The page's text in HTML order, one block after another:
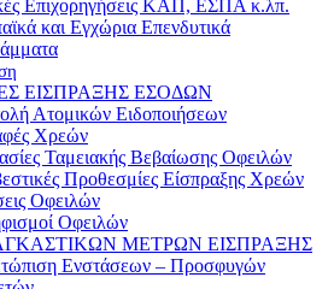
Επιχορηγήσεις ΚΑΠ, ΕΣΠΑ κ.λπ.
και Εγχώρια Επενδυτικά
ΕΙΣΠΡΑΞΗΣ ΕΣΟΔΩΝ
Ατομικών Ειδοποιήσεων
Χρεών
Ταμειακής Βεβαίωσης Οφειλών
Προθεσμίες Είσπραξης Χρεών
Οφειλών
Οφειλών
ΜΕΤΡΩΝ ΕΙΣΠΡΑΞΗΣ
Ενστάσεων – Προσφυγών